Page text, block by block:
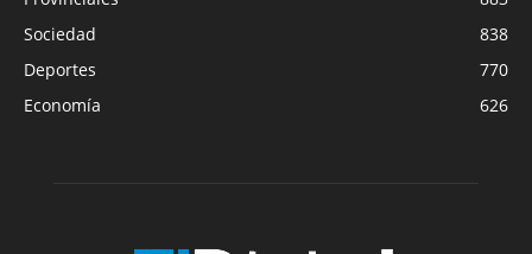
Sociedad
838
Deportes
770
Economía
626